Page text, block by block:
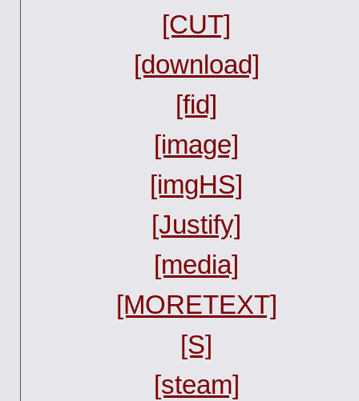
[CUT]
[download]
[fid]
[image]
[imgHS]
[Justify]
[media]
[MORETEXT]
[S]
[steam]